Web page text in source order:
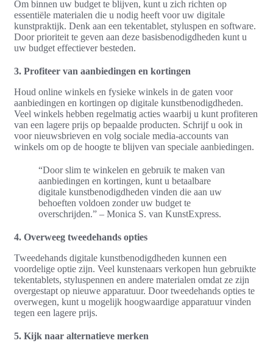
Om binnen uw budget te blijven, kunt u zich richten op
essentiële materialen die u nodig heeft voor uw digitale
kunstpraktijk. Denk aan een tekentablet, styluspen en software.
Door prioriteit te geven aan deze basisbenodigdheden kunt u
uw budget effectiever besteden.
3. Profiteer van aanbiedingen en kortingen
Houd online winkels en fysieke winkels in de gaten voor
aanbiedingen en kortingen op digitale kunstbenodigdheden.
Veel winkels hebben regelmatig acties waarbij u kunt profiteren
van een lagere prijs op bepaalde producten. Schrijf u ook in
voor nieuwsbrieven en volg sociale media-accounts van
winkels om op de hoogte te blijven van speciale aanbiedingen.
“Door slim te winkelen en gebruik te maken van
aanbiedingen en kortingen, kunt u betaalbare
digitale kunstbenodigdheden vinden die aan uw
behoeften voldoen zonder uw budget te
overschrijden.” – Monica S. van KunstExpress.
4. Overweeg tweedehands opties
Tweedehands digitale kunstbenodigdheden kunnen een
voordelige optie zijn. Veel kunstenaars verkopen hun gebruikte
tekentablets, styluspennen en andere materialen omdat ze zijn
overgestapt op nieuwe apparatuur. Door tweedehands opties te
overwegen, kunt u mogelijk hoogwaardige apparatuur vinden
tegen een lagere prijs.
5. Kijk naar alternatieve merken